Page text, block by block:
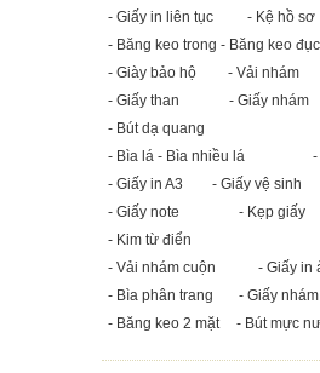
- Giấy in liên tục
- Kệ hồ sơ
- Băng keo trong - Băng keo đục
- Giày bảo hộ
- Vải nhám
- Giấy than
- Giấy nhám
- Bút dạ quang
- Bìa lá - Bìa nhiều lá
-
- Giấy in A3
- Giấy vệ sinh
- Giấy note
- Kẹp giấy
- Kim từ điển
- Vải nhám cuộn
- Giấy in
- Bìa phân trang
- Giấy
- Băng keo 2 mặt
- Bút mực